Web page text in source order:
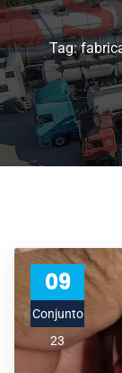
Tag:
09
Conjunto
23